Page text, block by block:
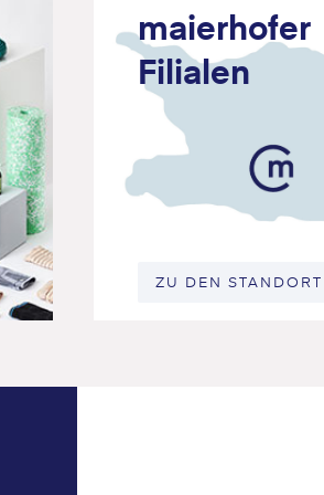
maierhofer
Filialen
ZU DEN